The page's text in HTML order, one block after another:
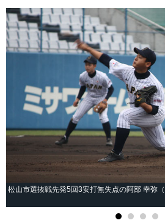
松山市選抜戦先発5回3安打無失点の阿部 幸弥